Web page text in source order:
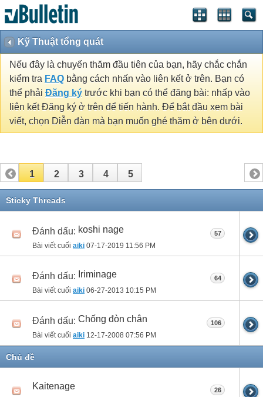
Kỹ Thuật tổng quát
Nếu đây là chuyến thăm đầu tiên của bạn, hãy chắc chắn
kiểm tra FAQ bằng cách nhấn vào liên kết ở trên. Bạn có
thể phải Đăng ký trước khi bạn có thể đăng bài: nhấp vào
liên kết Đăng ký ở trên để tiến hành. Để bắt đầu xem bài
viết, chọn Diễn đàn mà bạn muốn ghé thăm ở bên dưới.
1 2 3 4 5
Sticky Threads
Đánh dấu: koshi nage
Bài viết cuối aiki 07-17-2019 11:56 PM
57
Đánh dấu: Iriminage
Bài viết cuối aiki 06-27-2013 10:15 PM
64
Đánh dấu: Chống đòn chân
Bài viết cuối aiki 12-17-2008 07:56 PM
106
Chủ đề
Kaitenage 26